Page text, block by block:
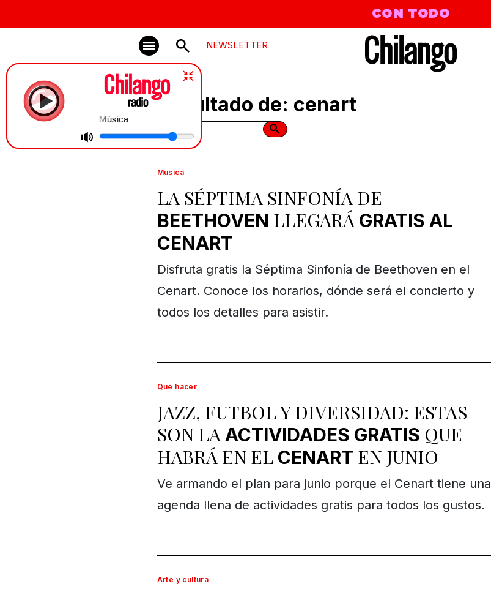
CON TODO
NEWSLETTER
Música
Resultado de: cenart
Música
LA SÉPTIMA SINFONÍA DE
BEETHOVEN LLEGARÁ GRATIS AL
CENART
Disfruta gratis la Séptima Sinfonía de Beethoven en el
Cenart. Conoce los horarios, dónde será el concierto y
todos los detalles para asistir.
Qué hacer
JAZZ, FUTBOL Y DIVERSIDAD: ESTAS
SON LAACTIVIDADES GRATIS QUE
HABRÁ EN EL CENART EN JUNIO
Ve armando el plan para junio porque el Cenart tiene una
agenda llena de actividades gratis para todos los gustos.
Arte y cultura